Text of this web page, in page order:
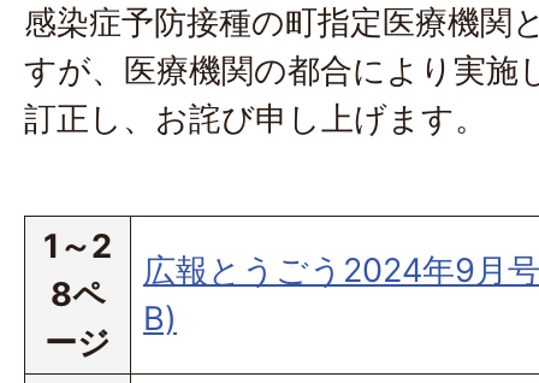
感染症予防接種の町指定医療機関
すが、医療機関の都合により実施
訂正し、お詫び申し上げます。
1～2
8ペ
ージ
広報とうごう2024年9月
B)